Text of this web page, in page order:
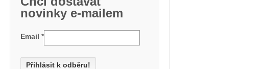
novinky e-mailem
Email*